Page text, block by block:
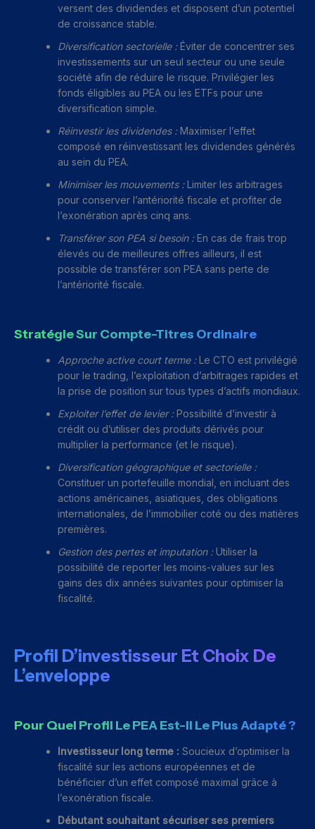
versent des dividendes et disposent d’un potentiel
de croissance stable.
Diversification sectorielle :Éviter de concentrer ses
investissements sur un seul secteur ou une seule
société afin de réduire le risque. Privilégier les
fonds éligibles au PEA ou les ETFs pour une
diversification simple.
Réinvestir les dividendes :Maximiser l’effet
composé en réinvestissant les dividendes générés
au sein du PEA.
Minimiser les mouvements :Limiter les arbitrages
pour conserver l’antériorité fiscale et profiter de
l’exonération après cinq ans.
Transférer son PEA si besoin :En cas de frais trop
élevés ou de meilleures offres ailleurs, il est
possible de transférer son PEA sans perte de
l’antériorité fiscale.
Stratégie Sur Compte-Titres Ordinaire
Approche active court terme :Le CTO est privilégié
pour le trading, l’exploitation d’arbitrages rapides et
la prise de position sur tous types d’actifs mondiaux.
Exploiter l’effet de levier :Possibilité d’investir à
crédit ou d’utiliser des produits dérivés pour
multiplier la performance (et le risque).
Diversification géographique et sectorielle :
Constituer un portefeuille mondial, en incluant des
actions américaines, asiatiques, des obligations
internationales, de l’immobilier coté ou des matières
premières.
Gestion des pertes et imputation :Utiliser la
possibilité de reporter les moins-values sur les
gains des dix années suivantes pour optimiser la
fiscalité.
Profil D’investisseur Et Choix De
L’enveloppe
Pour Quel Profil Le PEA Est-Il Le Plus Adapté ?
Investisseur long terme : Soucieux d’optimiser la
fiscalité sur les actions européennes et de
bénéficier d’un effet composé maximal grâce à
l’exonération fiscale.
Débutant souhaitant sécuriser ses premiers